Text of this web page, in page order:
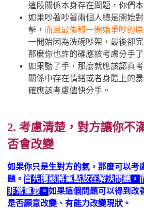
這段關係本身存在問題，你們
如果吵著吵著兩個人總是開始
擊， 而且最後和一開始爭吵的
一開始因為洗碗吵架，最後卻
那麼你也許的確應該考慮分手了
如果動了手，那麼就應該認真
關係中存在情緒或者身體上的
確應該考慮儘快分手。
2. 考慮清楚，對方讓你不
否會改變
如果你只是生對方的氣，那麼可以考
題。 首先應該將重點放在解決問題，
非常重要。 如果這個問題可以得到改
是否願意改變、有能力改變現狀。